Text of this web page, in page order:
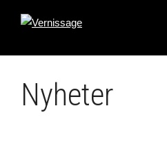
Nyheter